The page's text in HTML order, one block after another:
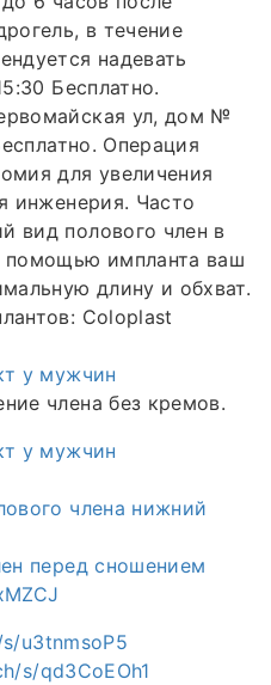
в течение
надевать
Бесплатно.
ул, дом №
Операция
для увеличения
инженерия. Часто
вид полового член в
помощью импланта ваш
длину и обхват.
Coloplast
у мужчин
члена без кремов.
у мужчин
члена нижний
перед сношением
u3tnmsoP5
s/qd3CoEOh1